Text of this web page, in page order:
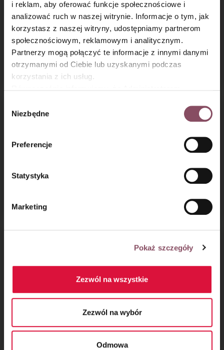
i reklam, aby oferować funkcje społecznościowe i
analizować ruch w naszej witrynie. Informacje o tym, jak
korzystasz z naszej witryny, udostępniamy partnerom
społecznościowym, reklamowym i analitycznym.
Partnerzy mogą połączyć te informacje z innymi danymi
otrzymanymi od Ciebie lub uzyskanymi podczas
korzystania z ich usług.
Gdańsk (80-339) adres: Dickmana 14/15 więcej
informacji o przetwarzaniu danych osobowych oraz
Polityce
prywatności.
zgody
Niezbędne
Preferencje
Statystyka
Marketing
Pokaż szczegóły
Zezwól na wszystkie
Zezwól na wybór
Odmowa
Szybkie ciasto ze
śliwkami
Sernik na zimno
z brzoskwiniami
maślance z owocami
i truskawkami
Sernik z karmelem
miso-tahini
×